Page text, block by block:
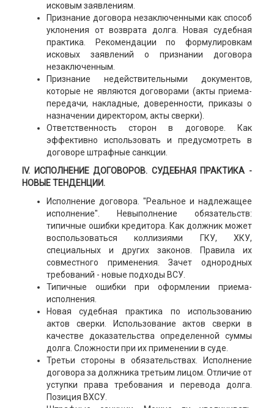
исковым заявлениям.
Признание договора незаключенными как способ
уклонения от возврата долга. Новая судебная
практика. Рекомендации по формулировкам
исковых заявлений о признании договора
незаключенным.
Признание недействительными документов,
которые не являются договорами (акты приема-
передачи, накладные, доверенности, приказы о
назначении директором, акты сверки).
Ответственность сторон в договоре. Как
эффективно использовать и предусмотреть в
договоре штрафные санкции.
IV. ИСПОЛНЕНИЕ ДОГОВОРОВ. СУДЕБНАЯ ПРАКТИКА -
НОВЫЕ ТЕНДЕНЦИИ.
Исполнение договора. "Реальное и надлежащее
исполнение". Невыполнение обязательств:
типичные ошибки кредитора. Как должник может
воспользоваться коллизиями ГКУ, ХКУ,
специальных и других законов. Правила их
совместного применения. Зачет однородных
требований - новые подходы ВСУ.
Типичные ошибки при оформлении приема-
исполнения.
Новая судебная практика по использованию
актов сверки. Использование актов сверки в
качестве доказательства определенной суммы
долга. Сложности при их применении в суде.
Третьи стороны в обязательствах. Исполнение
договора за должника третьим лицом. Отличие от
уступки права требования и перевода долга.
Позиция ВХСУ.